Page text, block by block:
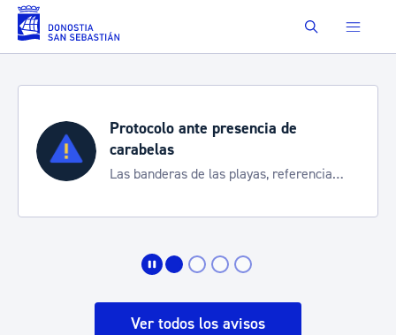
Saltar al contenido principal Buscar
referencia
Semana Grande 2026
Cortes de tráfico y servicios
de transporte
Ver todos los avisos